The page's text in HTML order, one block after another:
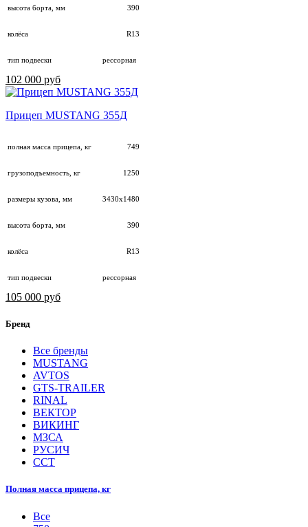
высота борта, мм 390
колёса R13
тип подвески рессорная
102 000 руб
Прицеп MUSTANG 355Д
полная масса прицепа, кг 749
грузоподъемность, кг 1250
размеры кузова, мм 3430х1480
высота борта, мм 390
колёса R13
тип подвески рессорная
105 000 руб
Бренд
Все бренды
MUSTANG
AVTOS
GTS-TRAILER
RINAL
ВЕКТОР
ВИКИНГ
МЗСА
РУСИЧ
ССТ
Полная масса прицепа, кг
Все